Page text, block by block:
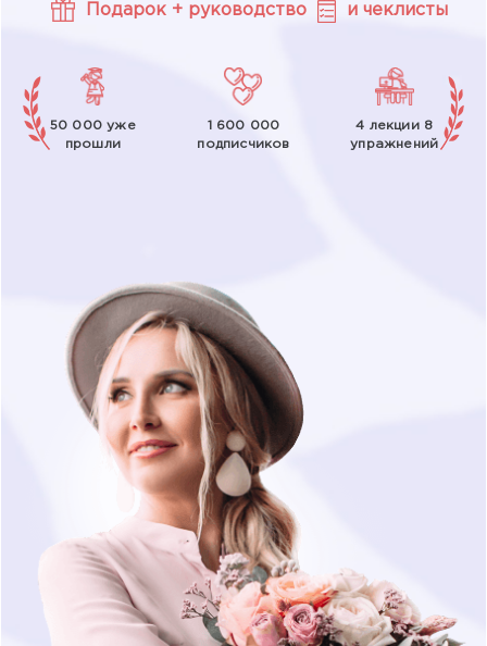
Подарок + руководство и чеклисты
50 000 уже
прошли
1 600 000
подписчиков
4 лекции 8
упражнений